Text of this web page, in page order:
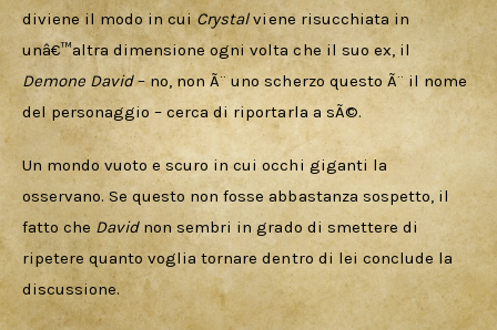
diviene il modo in cui Crystal viene risucchiata in
unâ€™altra dimensione ogni volta che il suo ex, il
Demone David – no, non Ã¨ uno scherzo questo Ã¨ il nome
del personaggio – cerca di riportarla a sÃ©.
Un mondo vuoto e scuro in cui occhi giganti la
osservano. Se questo non fosse abbastanza sospetto, il
fatto che David non sembri in grado di smettere di
ripetere quanto voglia tornare dentro di lei conclude la
discussione.